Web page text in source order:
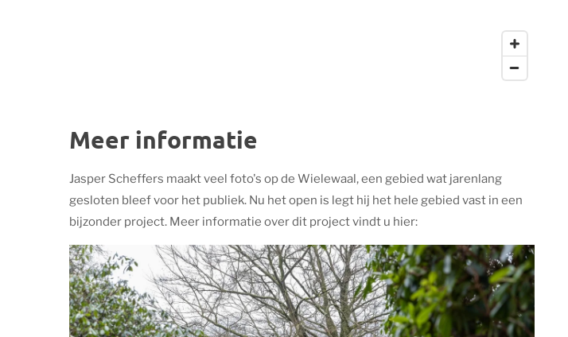
Meer informatie
Jasper Scheffers maakt veel foto's op de Wielewaal, een gebied wat jarenlang
gesloten bleef voor het publiek. Nu het open is legt hij het hele gebied vast in een
bijzonder project. Meer informatie over dit project vindt u hier: